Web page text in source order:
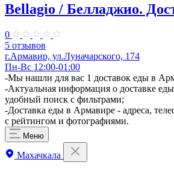
Bellagio / Белладжио.
0
5 отзывов
г.Армавир, ул.Луначарского, 174
Пн-Вс 12:00-01:00
-Мы нашли для вас 1 доставок еды в
-Актуальная информация о доставке
удобный поиск с фильтрами;
-Доставка еды в Армавире - адреса,
с рейтингом и фотографиями.
Меню
Махачкала